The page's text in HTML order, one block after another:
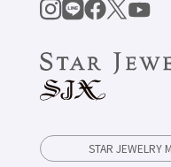
STAR JEWELRY